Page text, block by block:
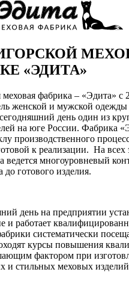
«ЭДИТА»
меховая фабрика – «Эдита» с
женской и мужской
день один из
на юге России. Фабрика
производственного
к реализации. На всех
ведется многоуровневый
до готового изделия.
день на предприятии
и работает
систематически
курсы повышения
фактором при
и стильных меховых